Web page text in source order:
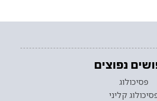
נפוצים
פסיכולוג
קליני